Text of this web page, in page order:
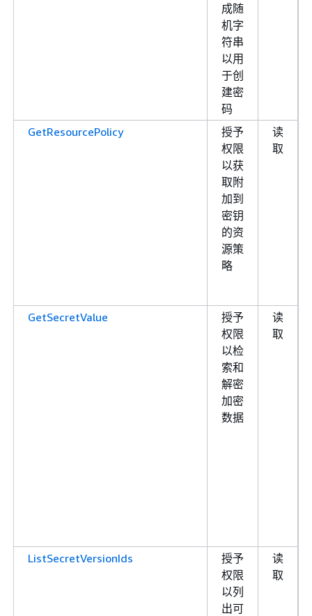
成随
机字
符串
以用
于创
建密
码
GetResourcePolicy
授予
权限
以获
取附
加到
密钥
的资
源策
略
读
取
GetSecretValue
授予
权限
以检
索和
解密
加密
数据
读
取
ListSecretVersionIds
授予
权限
以列
出可
读
取